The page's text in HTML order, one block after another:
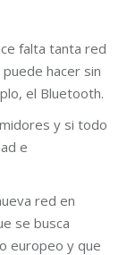
falta tanta red
hacer sin
el Bluetooth.
y si todo
e
red en
se busca
europeo y que